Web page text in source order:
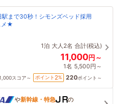
駅まで30秒！シモンズベッド採用
メ★
1泊 大人2名 合計(税込)
11,000円～
1名 5,500円～
スコア～ ポイント 2% 220ポイント～
や新幹線・特急
の